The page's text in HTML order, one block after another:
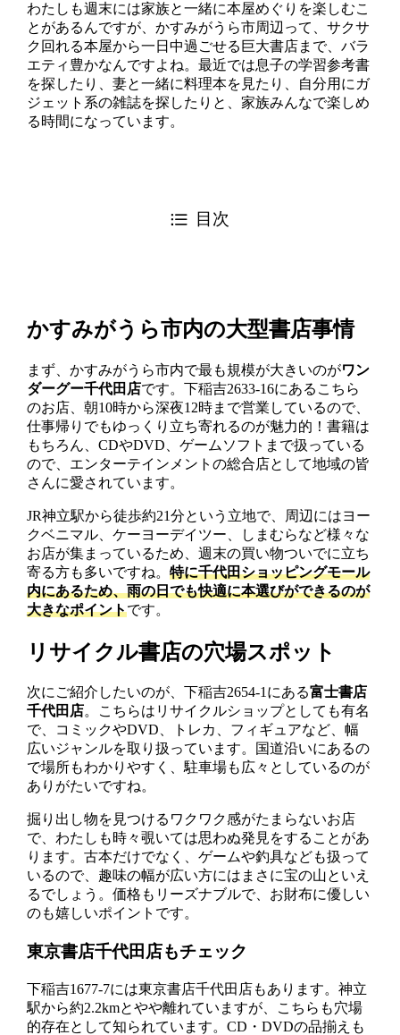
わたしも週末には家族と一緒に本屋めぐりを楽しむこ
とがあるんですが、かすみがうら市周辺って、サクサ
ク回れる本屋から一日中過ごせる巨大書店まで、バラ
エティ豊かなんですよね。最近では息子の学習参考書
を探したり、妻と一緒に料理本を見たり、自分用にガ
ジェット系の雑誌を探したりと、家族みんなで楽しめ
る時間になっています。
目次
かすみがうら市内の大型書店事情
まず、かすみがうら市内で最も規模が大きいのがワン
ダーグー千代田店です。下稲吉2633-16にあるこちら
のお店、朝10時から深夜12時まで営業しているので、
仕事帰りでもゆっくり立ち寄れるのが魅力的！書籍は
もちろん、CDやDVD、ゲームソフトまで扱っている
ので、エンターテインメントの総合店として地域の皆
さんに愛されています。
JR神立駅から徒歩約21分という立地で、周辺にはヨー
クベニマル、ケーヨーデイツー、しまむらなど様々な
お店が集まっているため、週末の買い物ついでに立ち
寄る方も多いですね。特に千代田ショッピングモール
内にあるため、雨の日でも快適に本選びができるのが
大きなポイントです。
リサイクル書店の穴場スポット
次にご紹介したいのが、下稲吉2654-1にある富士書店
千代田店。こちらはリサイクルショップとしても有名
で、コミックやDVD、トレカ、フィギュアなど、幅
広いジャンルを取り扱っています。国道沿いにあるの
で場所もわかりやすく、駐車場も広々としているのが
ありがたいですね。
掘り出し物を見つけるワクワク感がたまらないお店
で、わたしも時々覗いては思わぬ発見をすることがあ
ります。古本だけでなく、ゲームや釣具なども扱って
いるので、趣味の幅が広い方にはまさに宝の山といえ
るでしょう。価格もリーズナブルで、お財布に優しい
のも嬉しいポイントです。
東京書店千代田店もチェック
下稲吉1677-7には東京書店千代田店もあります。神立
駅から約2.2kmとやや離れていますが、こちらも穴場
的存在として知られています。CD・DVDの品揃えも